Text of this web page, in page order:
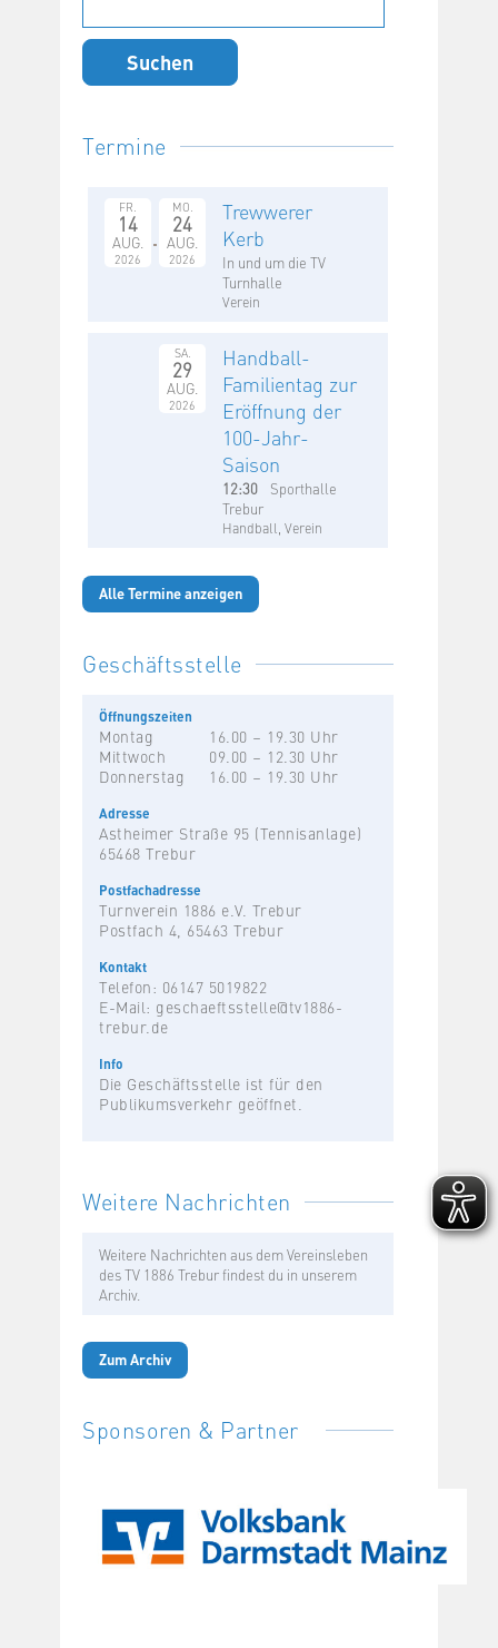
nach:
Termine
FR.
14
AUG.
2026
MO.
24
AUG.
2026
Trewwerer
Kerb
In und um die TV
Turnhalle
Verein
SA.
29
AUG.
2026
Handball-
Familientag zur
Eröffnung der
100-Jahr-
Saison
12:30
Sporthalle
Trebur
Handball, Verein
Alle Termine anzeigen
Geschäftsstelle
Öffnungszeiten
Montag
16.00 – 19.30 Uhr
Mittwoch
09.00 – 12.30 Uhr
Donnerstag
16.00 – 19.30 Uhr
Adresse
Astheimer Straße 95 (Tennisanlage)
65468 Trebur
Postfachadresse
Turnverein 1886 e.V. Trebur
Postfach 4, 65463 Trebur
Kontakt
Telefon: 06147 5019822
E-Mail: geschaeftsstelle@tv1886-
trebur.de
Info
Die Geschäftsstelle ist für den
Publikumsverkehr geöffnet.
Weitere Nachrichten
Weitere Nachrichten aus dem Vereinsleben
des TV 1886 Trebur findest du in unserem
Archiv.
Zum Archiv
Sponsoren & Partner